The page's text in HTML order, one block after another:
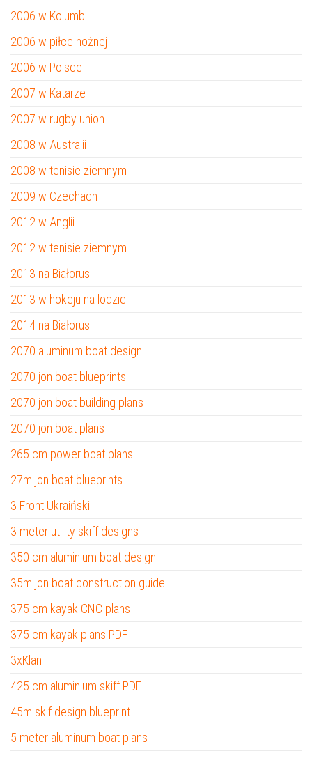
2006 w Kolumbii
2006 w piłce nożnej
2006 w Polsce
2007 w Katarze
2007 w rugby union
2008 w Australii
2008 w tenisie ziemnym
2009 w Czechach
2012 w Anglii
2012 w tenisie ziemnym
2013 na Białorusi
2013 w hokeju na lodzie
2014 na Białorusi
2070 aluminum boat design
2070 jon boat blueprints
2070 jon boat building plans
2070 jon boat plans
265 cm power boat plans
27m jon boat blueprints
3 Front Ukraiński
3 meter utility skiff designs
350 cm aluminium boat design
35m jon boat construction guide
375 cm kayak CNC plans
375 cm kayak plans PDF
3xKlan
425 cm aluminium skiff PDF
45m skif design blueprint
5 meter aluminum boat plans